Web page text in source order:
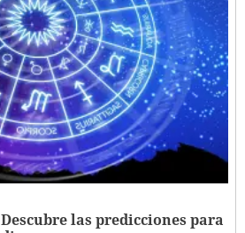
las predicciones para